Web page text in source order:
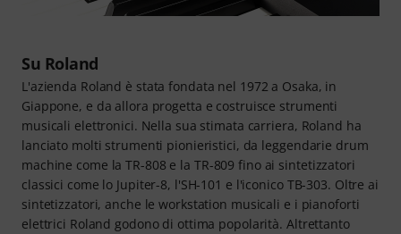
Su Roland
L'azienda Roland è stata fondata nel 1972 a Osaka, in
Giappone, e da allora progetta e costruisce strumenti
musicali elettronici. Nella sua stimata carriera, Roland ha
lanciato molti strumenti pionieristici, da leggendarie drum
machine come la TR-808 e la TR-809 fino ai sintetizzatori
classici come lo Jupiter-8, l'SH-101 e l'iconico TB-303. Oltre ai
sintetizzatori, anche le workstation musicali e i pianoforti
elettrici Roland godono di ottima popolarità. Altrettanto